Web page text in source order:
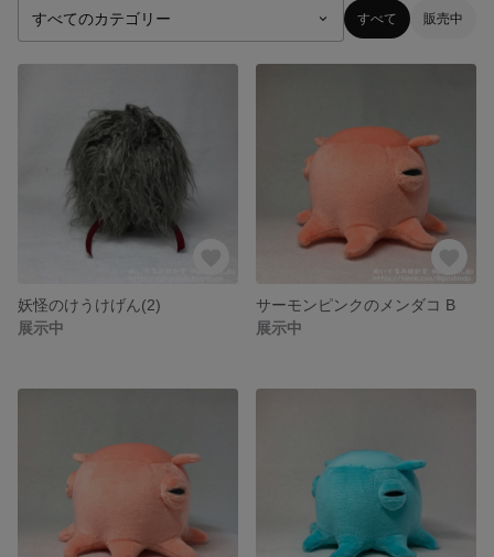
すべて 販売中
妖怪のけうけげん(2)
展示中
サーモンピンクのメンダコ B
展示中